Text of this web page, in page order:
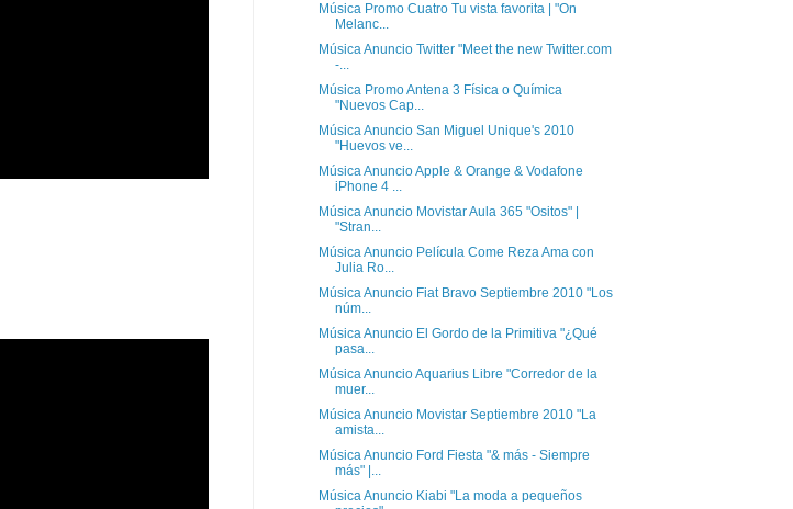
Música Promo Cuatro Tu vista favorita | "On
Melanc...
Música Anuncio Twitter "Meet the new Twitter.com
-...
Música Promo Antena 3 Física o Química
"Nuevos Cap...
Música Anuncio San Miguel Unique's 2010
"Huevos ve...
Música Anuncio Apple & Orange & Vodafone
iPhone 4 ...
Música Anuncio Movistar Aula 365 "Ositos" |
"Stran...
Música Anuncio Película Come Reza Ama con
Julia Ro...
Música Anuncio Fiat Bravo Septiembre 2010 "Los
núm...
Música Anuncio El Gordo de la Primitiva "¿Qué
pasa...
Música Anuncio Aquarius Libre "Corredor de la
muer...
Música Anuncio Movistar Septiembre 2010 "La
amista...
Música Anuncio Ford Fiesta "& más - Siempre
más" |...
Música Anuncio Kiabi "La moda a pequeños